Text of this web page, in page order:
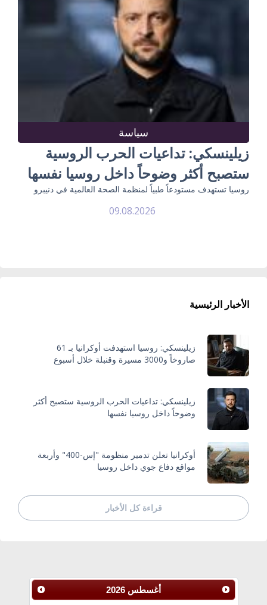
سياسة
زيلينسكي: تداعيات الحرب الروسية
ستصبح أكثر وضوحاً داخل روسيا نفسها
روسيا تستهدف مستودعاً طبياً لمنظمة الصحة العالمية في دنيبرو
09.08.2026
الأخبار الرئيسية
زيلينسكي: روسيا استهدفت أوكرانيا بـ 61
صاروخاً و3000 مسيرة وقنبلة خلال أسبوع
زيلينسكي: تداعيات الحرب الروسية ستصبح أكثر
وضوحاً داخل روسيا نفسها
أوكرانيا تعلن تدمير منظومة "إس-400" وأربعة
مواقع دفاع جوي داخل روسيا
قراءة كل الأخبار
أغسطس 2026